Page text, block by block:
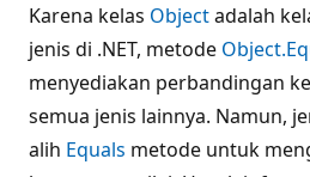
Karena kelas Objectadalah
jenis di .NET, metode
menyediakan perbandingan
semua jenis lainnya. Namun,
alih Equals metode untuk